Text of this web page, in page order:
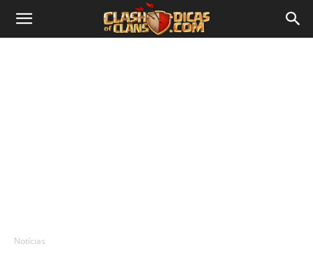
Notícias